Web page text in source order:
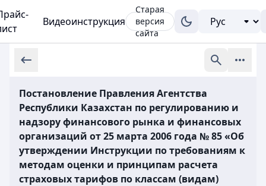
Видеоинструкция
Старая
версия
сайта
Постановление Правления Агентства
Республики Казахстан по регулированию и
надзору финансового рынка и финансовых
организаций от 25 марта 2006 года № 85 «Об
утверждении Инструкции по требованиям к
методам оценки и принципам расчета
страховых тарифов по классам (видам)